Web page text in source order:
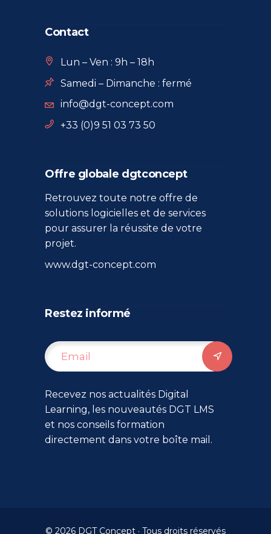
Contact
Lun – Ven : 9h – 18h
Samedi – Dimanche : fermé
info@dgt-concept.com
+33 (0)9 51 03 73 50
Offre globale dgtconcept
Retrouvez toute notre offre de
solutions logicielles et de services
pour assurer la réussite de votre
projet.
www.dgt-concept.com
Restez informé
Recevez nos actualités Digital
Learning, les nouveautés DGT LMS
et nos conseils formation
directement dans votre boîte mail.
© 2026 DGT Concept · Tous droits réservés